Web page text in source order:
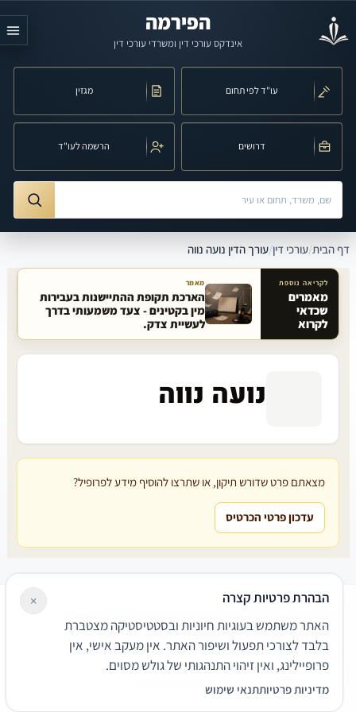
הפירמה
אינדקס עורכי דין ומשרדי עורכי דין
עו"ד לפי תחום מגזין
דרושים הרשמה לעו"ד
חיפוש לפי שם, משרד, תחום משפט או עיר
דף הבית/עורכי דין/עורך הדין נועה נווה
מאמרים קשורים באתר
לקריאה נוספת
מאמרים
שכדאי
לקרוא
מאמר
הארכת תקופת ההתיישנות בעבירות
מין בקטינים - צעד משמעותי בדרך
לעשיית צדק.
נועה נווה
מצאתם פרט שדורש תיקון, או שתרצו להוסיף מידע לפרופיל?
עדכון פרטי הכרטיס
שירותים משפטיים
דרושים צור קשר נגישותפרטיות
תנאי שימוש
© 2026 הפירמה. כל הזכויות שמורות.
הבהרת פרטיות קצרה
האתר משתמש בעוגיות חיוניות ובסטטיסטיקה מצטברת
בלבד לצורכי תפעול ושיפור האתר. אין מעקב אישי, אין
פרופיילינג, ואין זיהוי התנהגותי של גולש מסוים.
מדיניות פרטיותתנאי שימוש
×